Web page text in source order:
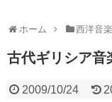
ホーム 西洋音
古代ギリシア音
2009/10/24